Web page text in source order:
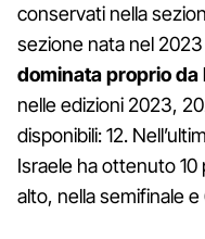
conservati nella
sezione nata nel
dominata proprio da
nelle edizioni 2023,
disponibili: 12.
Israele ha ottenuto
alto, nella semifinale